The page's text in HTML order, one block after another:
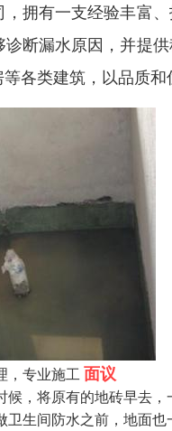
拥有一支经验丰富
断漏水原因，并提
各类建筑，以品质和
，专业施工面议
，将原有的地砖早去
生间防水之前，地面